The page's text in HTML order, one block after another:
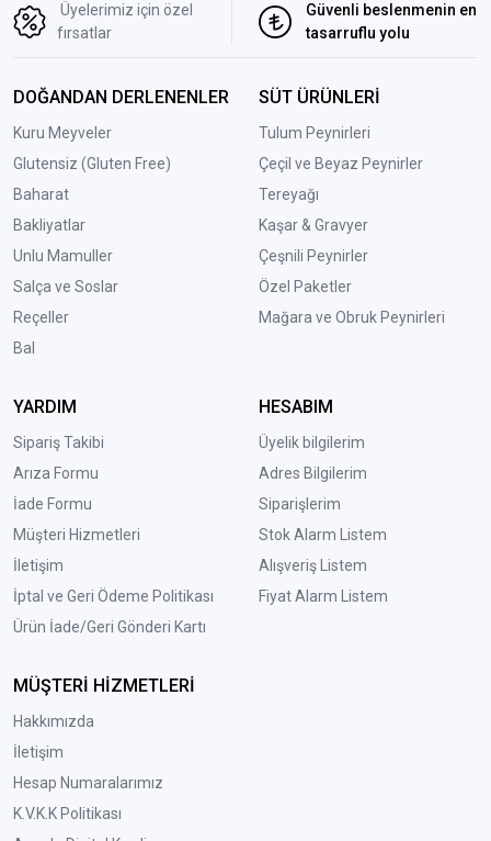
Üyelerimiz için özel
fırsatlar
Güvenli beslenmenin en
tasarruflu yolu
DOĞANDAN DERLENENLER
Kuru Meyveler
Glutensiz (Gluten Free)
Baharat
Bakliyatlar
Unlu Mamuller
Salça ve Soslar
Reçeller
Bal
SÜT ÜRÜNLERİ
Tulum Peynirleri
Çeçil ve Beyaz Peynirler
Tereyağı
Kaşar & Gravyer
Çeşnili Peynirler
Özel Paketler
Mağara ve Obruk Peynirleri
YARDIM
Sipariş Takibi
Arıza Formu
İade Formu
Müşteri Hizmetleri
İletişim
İptal ve Geri Ödeme Politikası
Ürün İade/Geri Gönderi Kartı
HESABIM
Üyelik bilgilerim
Adres Bilgilerim
Siparişlerim
Stok Alarm Listem
Alışveriş Listem
Fiyat Alarm Listem
MÜŞTERİ HİZMETLERİ
Hakkımızda
İletişim
Hesap Numaralarımız
K.V.K.K Politikası